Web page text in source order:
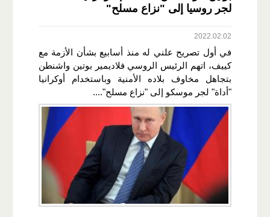
لجر روسيا إلى "نزاع مسلح"
2022.02.02
في أول تصريح علني له منذ أسابيع بشأن الأزمة مع
كييف، اتهم الرئيس الروسي فلاديمير بوتين واشنطن
بتجاهل مخاوف بلاده الأمنية وباستخدام أوكرانيا
"أداة" لجر موسكو إلى "نزاع مسلح"....